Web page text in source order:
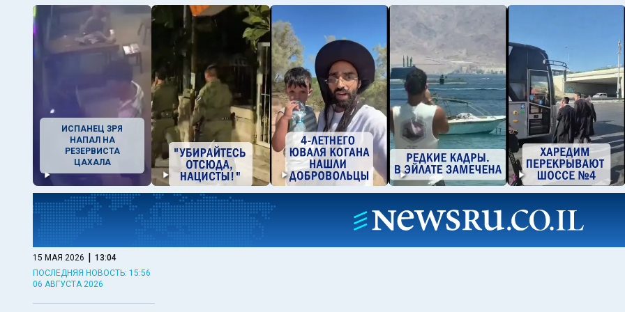
ИСПАНЕЦ ЗРЯ
НАПАЛ НА
РЕЗЕРВИСТА
ЦАХАЛА
15 МАЯ 2026 | 13:04
ПОСЛЕДНЯЯ НОВОСТЬ: 15:56
06 АВГУСТА 2026